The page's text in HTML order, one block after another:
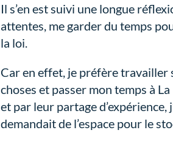
Il s’en est suivi une longue
attentes, me garder du temps
la loi.
Car en effet, je préfère
choses et passer mon temps à La
et par leur partage d’expérience,
demandait de l’espace pour le